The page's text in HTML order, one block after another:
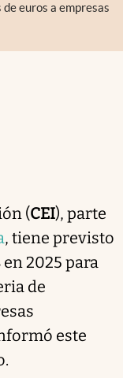
euros a empresas
(CEI), parte
, tiene previsto
en 2025 para
de
este